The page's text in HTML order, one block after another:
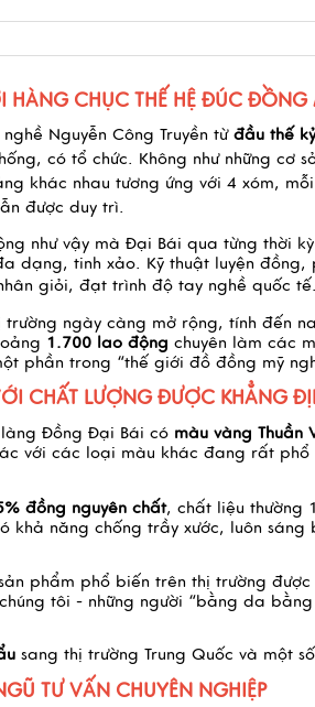
HÀNG CHỤC THẾ HỆ ĐÚC ĐỒNG
Nguyễn Công Truyền từ đầu thế
có tổ chức. Không như những cơ
khác nhau tương ứng với 4 xóm,
được duy trì.
như vậy mà Đại Bái qua từng thời
dạng, tinh xảo. Kỹ thuật luyện
giỏi, đạt trình độ tay nghề quốc tế.
ngày càng mở rộng, tính đến
1.700 lao động chuyên làm các
phần trong “thế giới đồ đồng mỹ
CHẤT LƯỢNG ĐƯỢC KHẲNG
Đồng Đại Bái có màu vàng Thuần
với các loại màu khác đang rất phổ
đồng nguyên chất, chất liệu thường
khả năng chống trầy xước, luôn
phẩm phổ biến trên thị trường
tôi - những người “bằng da
sang thị trường Trung Quốc và một
TƯ VẤN CHUYÊN NGHIỆP